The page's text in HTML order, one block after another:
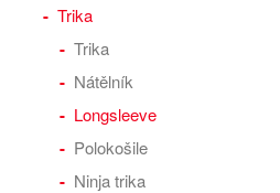
Trika
Trika
Nátělník
Longsleeve
Polokošile
Ninja trika